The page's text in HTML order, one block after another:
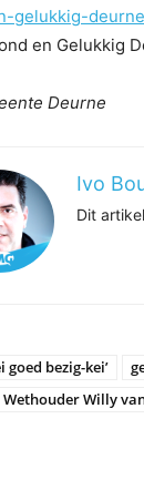
gelukkig-deurne
en Gelukkig
Deurne
Ivo
Dit
goed bezig-kei’
Wethouder Willy